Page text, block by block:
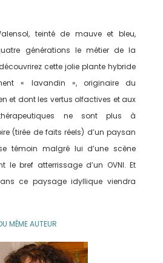
teinté de mauve et bleu,
générations le métier de la
cette jolie plante hybride
« lavandin », originaire du
et dont les vertus olfactives et aux
ne sont plus à
(tirée de faits réels) d’un paysan
témoin malgré lui d’une scène
le bref atterrissage d’un OVNI. Et
ce paysage idyllique viendra
MÊME AUTEUR